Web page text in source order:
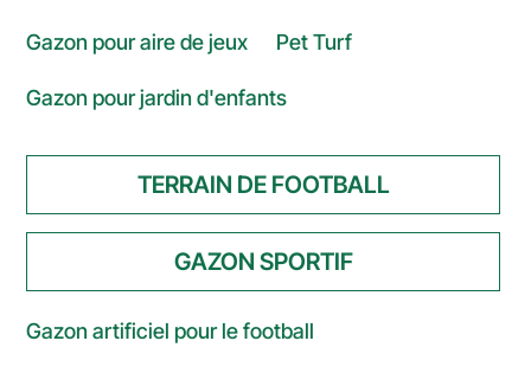
Gazon pour aire de jeux Pet Turf
Gazon pour jardin d'enfants
TERRAIN DE FOOTBALL
GAZON SPORTIF
Gazon artificiel pour le football